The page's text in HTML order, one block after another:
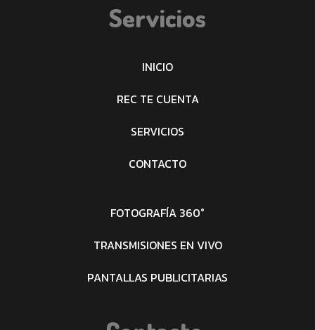
Servicios
INICIO
REC TE CUENTA
SERVICIOS
CONTACTO
FOTOGRAFÍA 360°
TRANSMISIONES EN VIVO
PANTALLAS PUBLICITARIAS